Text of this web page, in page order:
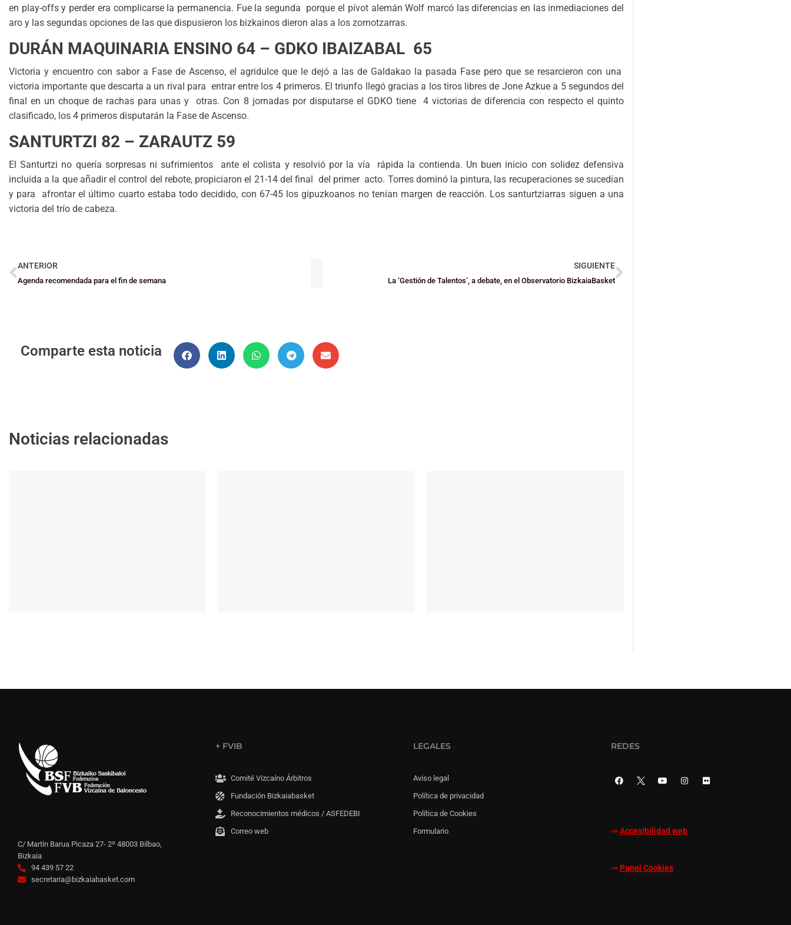
en play-offs y perder era complicarse la permanencia. Fue la segunda porque el pívot alemán Wolf marcó las diferencias en las inmediaciones del
aro y las segundas opciones de las que dispusieron los bizkainos dieron alas a los zornotzarras.
DURÁN MAQUINARIA ENSINO 64 – GDKO IBAIZABAL 65
Victoria y encuentro con sabor a Fase de Ascenso, el agridulce que le dejó a las de Galdakao la pasada Fase pero que se resarcieron con una
victoria importante que descarta a un rival para entrar entre los 4 primeros. El triunfo llegó gracias a los tiros libres de Jone Azkue a 5 segundos del
final en un choque de rachas para unas y otras. Con 8 jornadas por disputarse el GDKO tiene 4 victorias de diferencia con respecto el quinto
clasificado, los 4 primeros disputarán la Fase de Ascenso.
SANTURTZI 82 – ZARAUTZ 59
El Santurtzi no quería sorpresas ni sufrimientos ante el colista y resolvió por la vía rápida la contienda. Un buen inicio con solidez defensiva
incluida a la que añadir el control del rebote, propiciaron el 21-14 del final del primer acto. Torres dominó la pintura, las recuperaciones se sucedían
y para afrontar el último cuarto estaba todo decidido, con 67-45 los gipuzkoanos no tenían margen de reacción. Los santurtziarras siguen a una
victoria del trío de cabeza.
ANTERIOR
Agenda recomendada para el fin de semana
SIGUIENTE
La ‘Gestión de Talentos’, a debate, en el Observatorio BizkaiaBasket
Comparte esta noticia
Noticias relacionadas
C/ Martín Barua Picaza 27- 2º 48003 Bilbao,
Bizkaia
94 439 57 22
secretaria@bizkaiabasket.com
+ FVIB
Comité Vizcaíno Árbitros
Fundación Bizkaiabasket
Reconocimientos médicos / ASFEDEBI
Correo web
LEGALES
Aviso legal
Política de privacidad
Política de Cookies
Formulario
REDES
⇒ Accesibilidad web
⇒ Panel Cookies